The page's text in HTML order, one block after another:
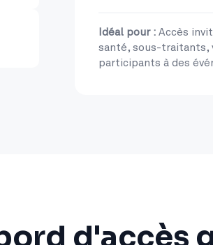
Idéal pour :Accès
santé, sous-traitants,
participants à des
d'accès